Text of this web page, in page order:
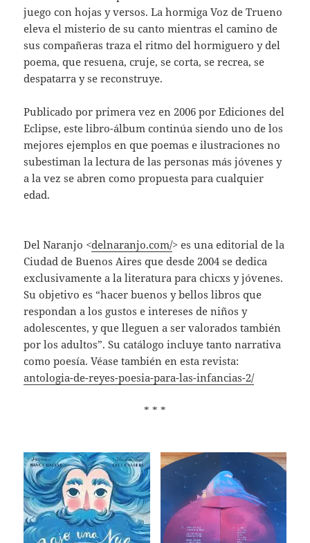
juego con hojas y versos. La hormiga Voz de Trueno
eleva el misterio de su canto mientras el camino de
sus compañeras traza el ritmo del hormiguero y del
poema, que resuena, cruje, se corta, se recrea, se
despatarra y se reconstruye.
Publicado por primera vez en 2006 por Ediciones del
Eclipse, este libro-álbum continúa siendo uno de los
mejores ejemplos en que poemas e ilustraciones no
subestiman la lectura de las personas más jóvenes y
a la vez se abren como propuesta para cualquier
edad.
Del Naranjo <delnaranjo.com/> es una editorial de la
Ciudad de Buenos Aires que desde 2004 se dedica
exclusivamente a la literatura para chicxs y jóvenes.
Su objetivo es “hacer buenos y bellos libros que
respondan a los gustos e intereses de niños y
adolescentes, y que lleguen a ser valorados también
por los adultos”. Su catálogo incluye tanto narrativa
como poesía. Véase también en esta revista:
antologia-de-reyes-poesia-para-las-infancias-2/
* * *